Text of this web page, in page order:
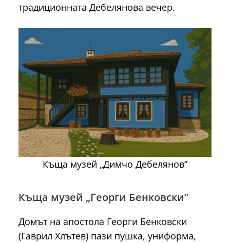
традиционната Дебелянова вечер.
Къща музей „Димчо Дебелянов”
Къща музей „Георги Бенковски”
Домът на апостола Георги Бенковски
(Гаврил Хлътев) пази пушка, униформа,